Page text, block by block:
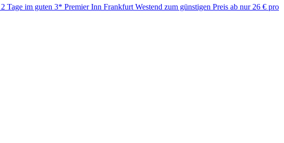
im guten 3* Premier Inn Frankfurt Westend zum günstigen Preis ab nur 26 € pro